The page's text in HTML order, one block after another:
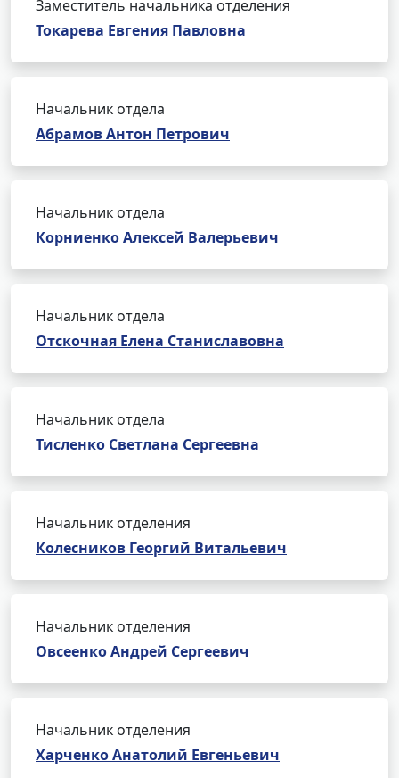
Заместитель начальника отделения
Токарева Евгения Павловна
Начальник отдела
Абрамов Антон Петрович
Начальник отдела
Корниенко Алексей Валерьевич
Начальник отдела
Отскочная Елена Станиславовна
Начальник отдела
Тисленко Светлана Сергеевна
Начальник отделения
Колесников Георгий Витальевич
Начальник отделения
Овсеенко Андрей Сергеевич
Начальник отделения
Харченко Анатолий Евгеньевич